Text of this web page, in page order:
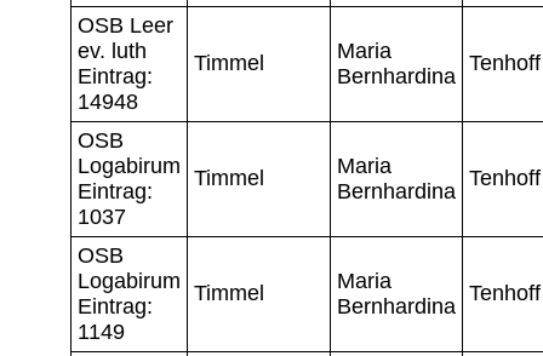
OSB Leer
ev. luth
Eintrag:
14948
Timmel
Maria
Bernhardina
Tenhoff
OSB
Logabirum
Eintrag:
1037
Timmel
Maria
Bernhardina
Tenhoff
OSB
Logabirum
Eintrag:
1149
Timmel
Maria
Bernhardina
Tenhoff